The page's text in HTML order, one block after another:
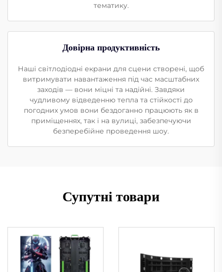
тематику.
Довірна продуктивність
Наші світлодіодні екрани для сцени створені, щоб
витримувати навантаження під час масштабних
заходів — вони міцні та надійні. Завдяки
чудливому відведенню тепла та стійкості до
погодних умов вони бездоганно працюють як в
приміщеннях, так і на вулиці, забезпечуючи
безперебійне проведення шоу.
Супутні товари